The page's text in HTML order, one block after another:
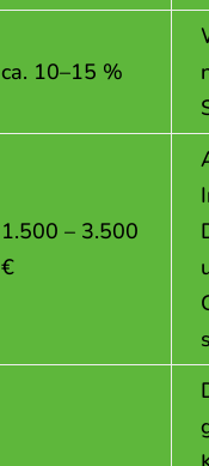
ca. 10–15 %
1.500 – 3.500
€